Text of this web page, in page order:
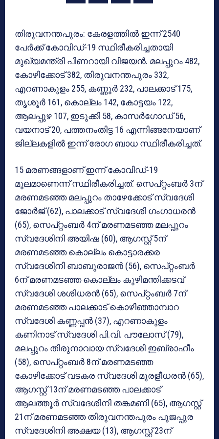
തിരുവനന്തപുരം: കേരളത്തില്‍ ഇന്ന് 2540
പേര്‍ക്ക് കോവിഡ്-19 സ്ഥിരീകരിച്ചതായി
മുഖ്യമന്ത്രി പിണറായി വിജയന്‍. മലപ്പുറം 482,
കോഴിക്കോട് 382, തിരുവനന്തപുരം 332,
എറണാകുളം 255, കണ്ണൂര്‍ 232, പാലക്കാട് 175,
തൃശൂര്‍ 161, കൊല്ലം 142, കോട്ടയം 122,
ആലപ്പുഴ 107, ഇടുക്കി 58, കാസര്‍ഗോഡ് 56,
വയനാട് 20, പത്തനംതിട്ട 16 എന്നിങ്ങനേയാണ്
ജില്ലകളില്‍ ഇന്ന് രോഗ ബാധ സ്ഥിരീകരിച്ചത്.
15 മരണങ്ങളാണ് ഇന്ന് കോവിഡ്-19
മൂലമാണെന്ന് സ്ഥിരീകരിച്ചത്. സെപ്റ്റംബര്‍ 3ന്
മരണമടഞ്ഞ മലപ്പുറം താഴേക്കോട് സ്വദേശി
ജോര്‍ജ് (62), പാലക്കാട് സ്വദേശി ഗംഗാധരന്‍
(65), സെപ്റ്റംബര്‍ 4ന് മരണമടഞ്ഞ മലപ്പുറം
സ്വദേശിനി അയിഷ (60), ആഗസ്റ്റ് 5ന്
മരണമടഞ്ഞ കൊല്ലം കൊട്ടാരക്കര
സ്വദേശിനി ബാബുരാജന്‍ (56), സെപ്റ്റംബര്‍
6ന് മരണമടഞ്ഞ കൊല്ലം കുഴിമന്തിക്കടവ്
സ്വദേശി ശശിധരന്‍ (65), സെപ്റ്റംബര്‍ 7ന്
മരണമടഞ്ഞ പാലക്കാട് കൊഴിഞ്ഞാമ്പാറ
സ്വദേശി കണ്ണപ്പന്‍ (37), എറണാകുളം
കണിനാട് സ്വദേശി പി.വി. പൗലോസ് (79),
മലപ്പുറം തിരുനാവായ സ്വദേശി ഇബ്രാഹീം
(58), സെപ്റ്റംബര്‍ 8ന് മരണമടഞ്ഞ
കോഴിക്കോട് വടകര സ്വദേശി മുരളീധരന്‍ (65),
ആഗസ്റ്റ് 13ന് മരണമടഞ്ഞ പാലക്കാട്
ആലത്തൂര്‍ സ്വദേശിനി തങ്കമണി (65), ആഗസ്റ്റ്
21ന് മരണമടഞ്ഞ തിരുവനന്തപുരം പൂജപ്പുര
സ്വദേശിനി അക്ഷയ (13), ആഗസ്റ്റ് 23ന്